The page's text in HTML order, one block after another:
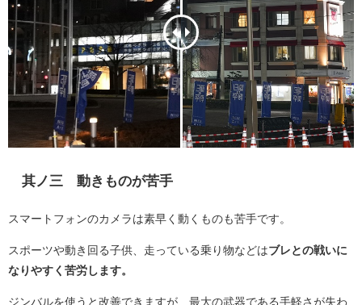
其ノ三 動きものが苦手
スマートフォンのカメラは素早く動くものも苦手です。
スポーツや動き回る子供、走っている乗り物などはブレとの戦いに
なりやすく苦労します。
ジンバルを使うと改善できますが、最大の武器である手軽さが失わ